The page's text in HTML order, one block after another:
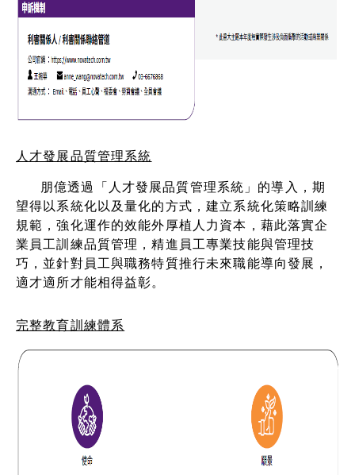
人才發展品質管理系統
朋億透過「人才發展品質管理系統」的導入，期
望得以系統化以及量化的方式，建立系統化策略訓練
規範，強化運作的效能外厚植人力資本，藉此落實企
業員工訓練品質管理，精進員工專業技能與管理技
巧，並針對員工與職務特質推行未來職能導向發展，
適才適所才能相得益彰。
完整教育訓練體系